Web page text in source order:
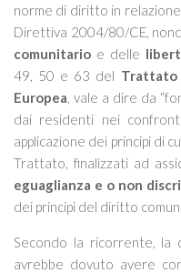
norme di diritto in
Direttiva 2004/80/CE,
comunitario e delle
49, 50 e 63 del Trattato
Europea, vale a dire da “
dai residenti nei
applicazione dei principi di
Trattato, finalizzati ad
eguaglianza e o non
dei principi del diritto
Secondo la ricorrente, la
avrebbe dovuto avere